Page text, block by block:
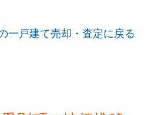
一戸建て売却・査定に戻る